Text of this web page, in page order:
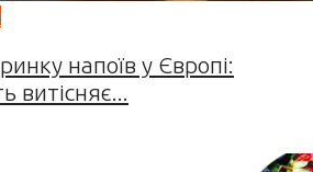
напоїв у Європі:
витісняє...